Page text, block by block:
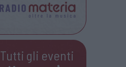
Tutti gli eventi